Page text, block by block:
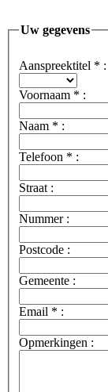
Uw gegevens
Aanspreektitel * :
Voornaam * :
Naam * :
Telefoon * :
Straat :
Nummer :
Postcode :
Gemeente :
Email * :
Opmerkingen :